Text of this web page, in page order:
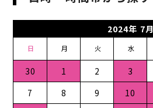
2024年 7月
日 月 火 水
30 1 2 3
7
8 9 10